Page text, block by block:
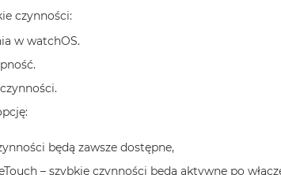
czynności:
w watchOS.
będą zawsze dostępne,
– szybkie czynności będą aktywne po